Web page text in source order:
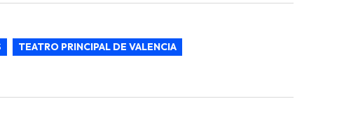
TEATRO PRINCIPAL DE VALENCIA